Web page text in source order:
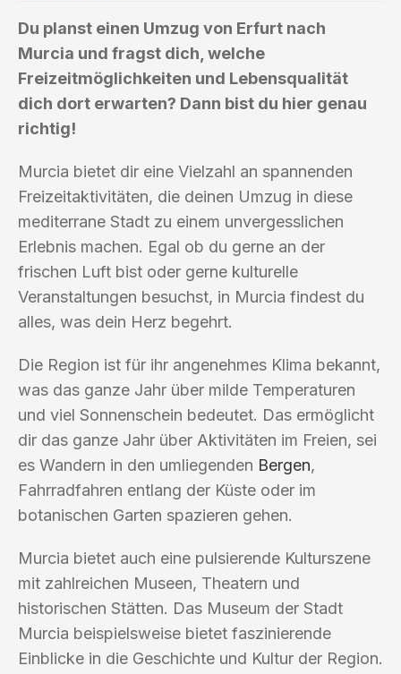
Du planst einen Umzug von Erfurt nach
Murcia und fragst dich, welche
Freizeitmöglichkeiten und Lebensqualität
dich dort erwarten? Dann bist du hier genau
richtig!
Murcia bietet dir eine Vielzahl an spannenden
Freizeitaktivitäten, die deinen Umzug in diese
mediterrane Stadt zu einem unvergesslichen
Erlebnis machen. Egal ob du gerne an der
frischen Luft bist oder gerne kulturelle
Veranstaltungen besuchst, in Murcia findest du
alles, was dein Herz begehrt.
Die Region ist für ihr angenehmes Klima bekannt,
was das ganze Jahr über milde Temperaturen
und viel Sonnenschein bedeutet. Das ermöglicht
dir das ganze Jahr über Aktivitäten im Freien, sei
es Wandern in den umliegenden Bergen,
Fahrradfahren entlang der Küste oder im
botanischen Garten spazieren gehen.
Murcia bietet auch eine pulsierende Kulturszene
mit zahlreichen Museen, Theatern und
historischen Stätten. Das Museum der Stadt
Murcia beispielsweise bietet faszinierende
Einblicke in die Geschichte und Kultur der Region.